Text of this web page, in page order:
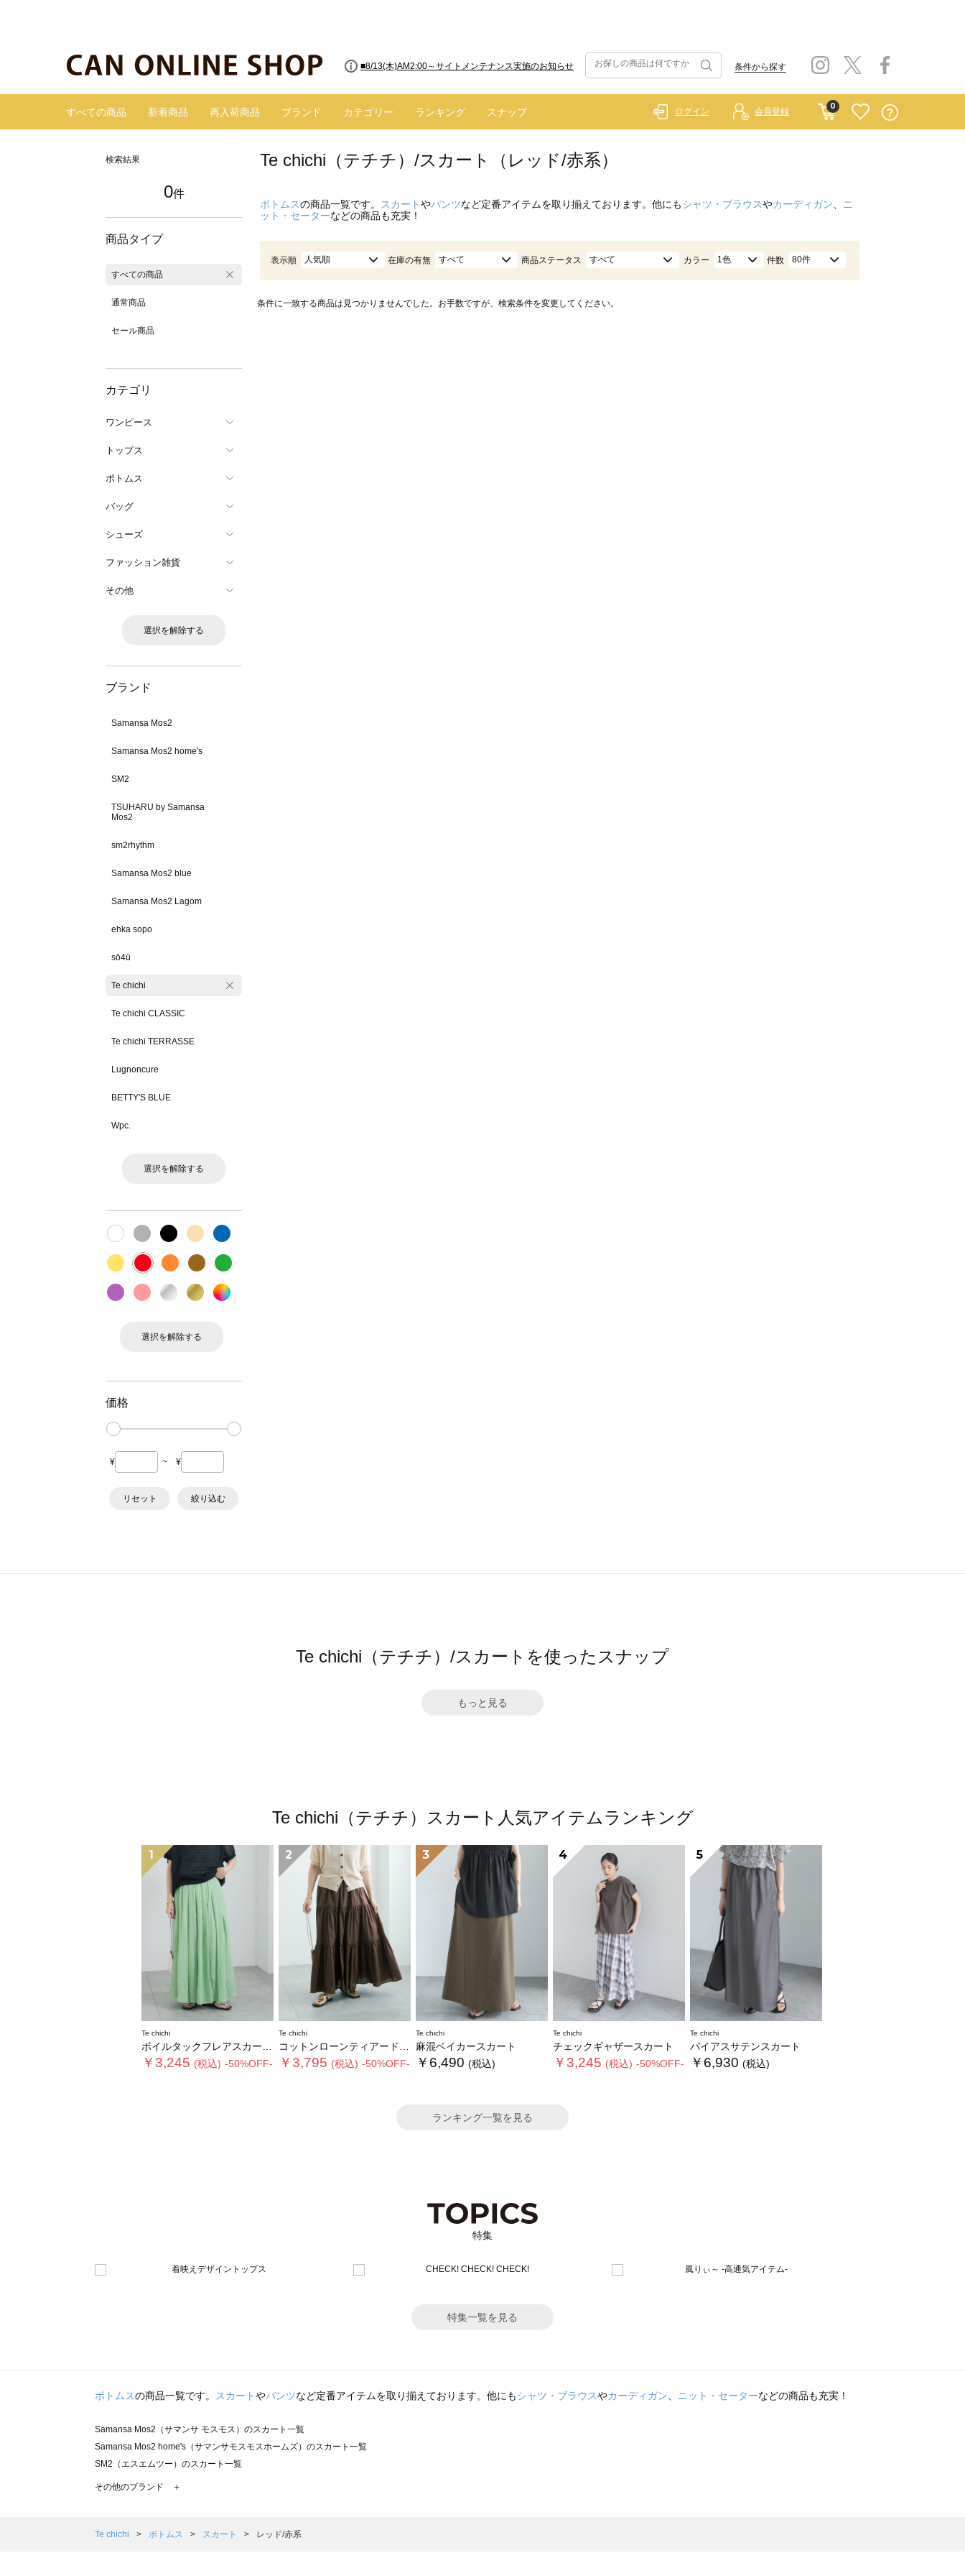
■8/13(木)AM2:00～サイトメンテナンス実施のお知らせ 条件から探す
すべての商品 新着商品 再入荷商品 ブランド カテゴリー ランキング スナップ
0
ログイン 会員登録
検索結果
0件
商品タイプ
すべての商品
通常商品
セール商品
カテゴリ
ワンピース
トップス
ボトムス
バッグ
シューズ
ファッション雑貨
その他
選択を解除する
ブランド
Samansa Mos2
Samansa Mos2 home's
SM2
TSUHARU by Samansa
Mos2
sm2rhythm
Samansa Mos2 blue
Samansa Mos2 Lagom
ehka sopo
sō4ū
Te chichi
Te chichi CLASSIC
Te chichi TERRASSE
Lugnoncure
BETTY'S BLUE
Wpc.
選択を解除する
選択を解除する
価格
¥ ~ ¥
リセット 絞り込む
Te chichi（テチチ）/スカート（レッド/赤系）
ボトムスの商品一覧です。 スカートやパンツなど定番アイテムを取り揃えております。他にもシャツ・ブラウスやカーディガン
ニ
ット・セーターなどの商品も充実！
表示順 人気順 在庫の有無 すべて 商品ステータス すべて カラー 1色 件数 80件
条件に一致する商品は見つかりませんでした。お手数ですが、検索条件を変更してください。
Te chichi（テチチ）/スカートを使ったスナップ
もっと見る
Te chichi（テチチ）スカート人気アイテムランキング
1
Te chichi
ボイルタックフレアスカート(セットアップ可)
￥3,245 (税込) -50%OFF-
2
Te chichi
コットンローンティアードスカート
￥3,795 (税込) -50%OFF-
3
Te chichi
麻混ベイカースカート
￥6,490 (税込)
4
Te chichi
チェックギャザースカート
￥3,245 (税込) -50%OFF-
5
Te chichi
バイアスサテンスカート
￥6,930 (税込)
ランキング一覧を見る
特集
特集一覧を見る
ボトムスの商品一覧です。 スカートやパンツなど定番アイテムを取り揃えております。他にもシャツ・ブラウスやカーディガン、 ニット・セーターなどの商品も充実！
Samansa Mos2（サマンサ モスモス）のスカート一覧
Samansa Mos2 home's（サマンサモスモスホームズ）のスカート一覧
SM2（エスエムツー）のスカート一覧
TSUHARU by Samansa Mos2（ツハルバイサマンサモスモス）のスカート一覧
Samansa Mos2 Lagom（サマンサモスモス ラーゴム）のスカート一覧
その他のブランド ＋
Te chichi ボトムス スカート レッド/赤系